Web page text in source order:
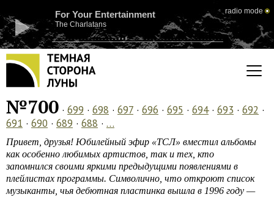
For Your Entertainment
The Charlatans
radio mode
№700 · 699 · 698 · 697 · 696 · 695 · 694· 693 · 692 ·
691 · 690 · 689 · 688 · …
Привет, друзья! Юбилейный эфир «ТСЛ» вместил альбомы
как особенно любимых артистов, так и тех, кто
запомнился своими яркими предыдущими появлениями в
плейлистах программы. Символично, что откроют список
музыканты, чья дебютная пластинка вышла в 1996 году —